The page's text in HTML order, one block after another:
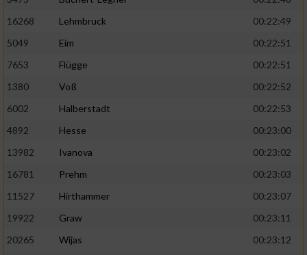
16268
Lehmbruck
00:22:49
5049
Eim
00:22:51
7653
Flügge
00:22:51
1380
Voß
00:22:52
6002
Halberstadt
00:22:53
4892
Hesse
00:23:00
13982
Ivanova
00:23:02
16781
Prehm
00:23:03
11527
Hirthammer
00:23:07
19922
Graw
00:23:11
20265
Wijas
00:23:12